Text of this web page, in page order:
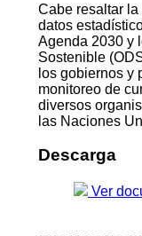
Cabe resaltar
datos
Agenda 2030 y
Sostenible
los gobiernos y
monitoreo de
diversos
las Naciones
Descarga
Ver